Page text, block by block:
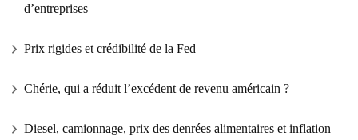
d’entreprises
Prix ​​​​rigides et crédibilité de la Fed
Chérie, qui a réduit l’excédent de revenu américain ?
Diesel, camionnage, prix des denrées alimentaires et inflation